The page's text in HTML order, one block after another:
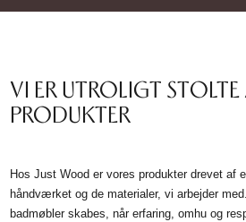
VI ER UTROLIGT STOLTE
PRODUKTER
Hos Just Wood er vores produkter drevet af
håndværket og de materialer, vi arbejder
badmøbler skabes, når erfaring, omhu og